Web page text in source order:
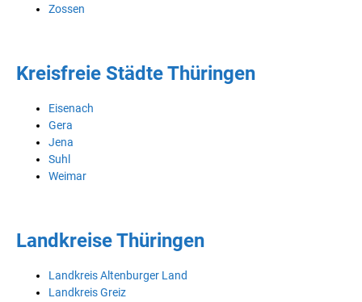
Zossen
Kreisfreie Städte Thüringen
Eisenach
Gera
Jena
Suhl
Weimar
Landkreise Thüringen
Landkreis Altenburger Land
Landkreis Greiz